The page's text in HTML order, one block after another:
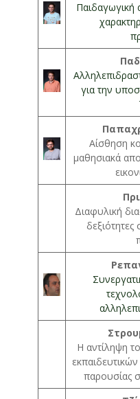
Παιδαγωγική
για την
Αίσθηση
μαθησιακά
Διαφυλική
δεξιότητες
Η αντίληψη
παρουσίας